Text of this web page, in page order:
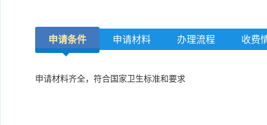
申请条件 申请材料 办理流程 收费
申请材料齐全，符合国家卫生标准和要求